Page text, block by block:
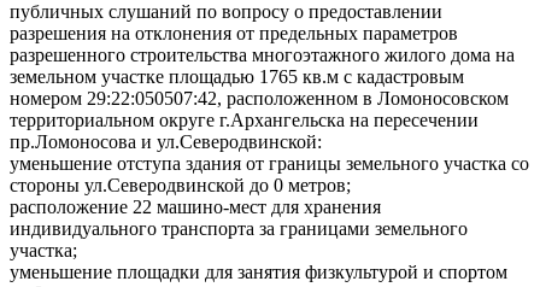
публичных слушаний по вопросу о предоставлении
разрешения на отклонения от предельных параметров
разрешенного строительства многоэтажного жилого дома на
земельном участке площадью 1765 кв.м с кадастровым
номером 29:22:050507:42, расположенном в Ломоносовском
территориальном округе г.Архангельска на пересечении
пр.Ломоносова и ул.Северодвинской:
уменьшение отступа здания от границы земельного участка со
стороны ул.Северодвинской до 0 метров;
расположение 22 машино-мест для хранения
индивидуального транспорта за границами земельного
участка;
уменьшение площадки для занятия физкультурой и спортом